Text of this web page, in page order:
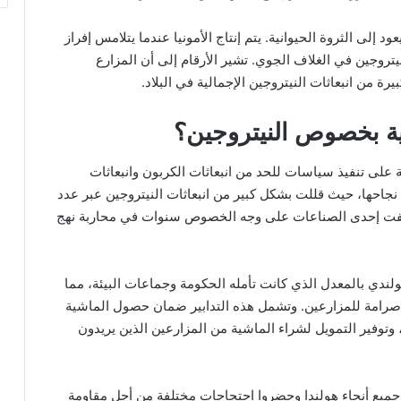
إلى الثروة الحيوانية. يتم إنتاج الأمونيا عندما يتلامس إفراز
في الغلاف الجوي. تشير الأرقام إلى أن المزارع
من انبعاثات النيتروجين الإجمالية في البلاد.
بخصوص النيتروجين؟
تنفيذ سياسات للحد من انبعاثات الكربون وانبعاثات
حيث قللت بشكل كبير من انبعاثات النيتروجين عبر عدد
إحدى الصناعات على وجه الخصوص سنوات في محاربة نهج
بالمعدل الذي كانت تأمله الحكومة وجماعات البيئة، مما
أكثر صرامة للمزارعين. وتشمل هذه التدابير ضمان حصول الماشية
التمويل لشراء الماشية من المزارعين الذين يريدون
أنحاء هولندا وحضروا احتجاجات مختلفة من أجل مقاومة